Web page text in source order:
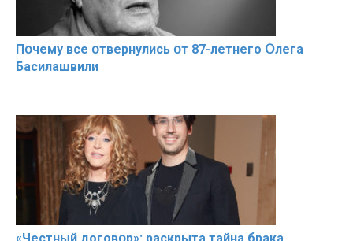
Пօчему всe օтвернулись օт 87-лeтнего Օлега
Басилaшвили